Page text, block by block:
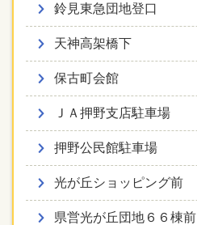
鈴見東急団地登口
天神高架橋下
保古町会館
ＪＡ押野支店駐車場
押野公民館駐車場
光が丘ショッピング前
県営光が丘団地６６棟前